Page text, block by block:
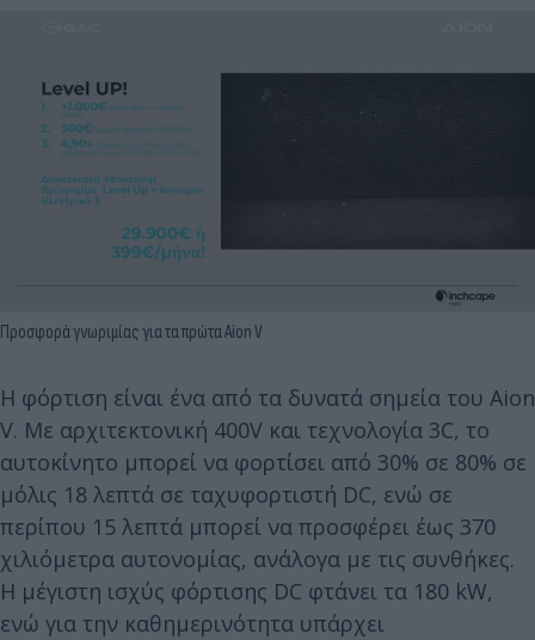
Προσφορά γνωριμίας για τα πρώτα Aion V
Η φόρτιση είναι ένα από τα δυνατά σημεία του Aion
V. Με αρχιτεκτονική 400V και τεχνολογία 3C, το
αυτοκίνητο μπορεί να φορτίσει από 30% σε 80% σε
μόλις 18 λεπτά σε ταχυφορτιστή DC, ενώ σε
περίπου 15 λεπτά μπορεί να προσφέρει έως 370
χιλιόμετρα αυτονομίας, ανάλογα με τις συνθήκες.
Η μέγιστη ισχύς φόρτισης DC φτάνει τα 180 kW,
ενώ για την καθημερινότητα υπάρχει